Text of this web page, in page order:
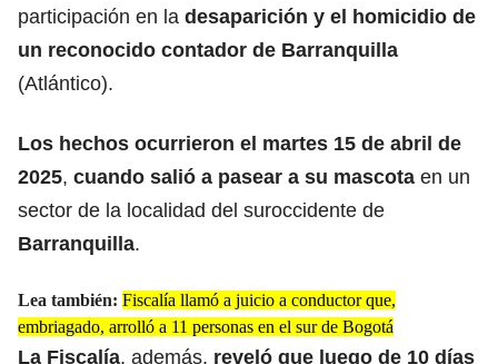
participación en la desaparición y el homicidio de
un reconocido contador de Barranquilla
(Atlántico).
Los hechos ocurrieron el martes 15 de abril de
2025, cuando salió a pasear a su mascota en un
sector de la localidad del suroccidente de
Barranquilla.
Lea también: Fiscalía llamó a juicio a conductor que,
embriagado, arrolló a 11 personas en el sur de Bogotá
La Fiscalía, además, reveló que luego de 10 días